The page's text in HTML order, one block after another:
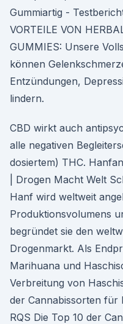
Gummiartig -
VORTEILE VON
GUMMIES: Unsere
können
Entzündungen,
lindern.
CBD wirkt auch
alle negativen
dosiertem) THC.
| Drogen Macht Welt
Hanf wird weltweit
Produktionsvolumens
begründet sie den
Drogenmarkt. Als
Marihuana und
Verbreitung von
der Cannabissorten für
RQS Die Top 10 der